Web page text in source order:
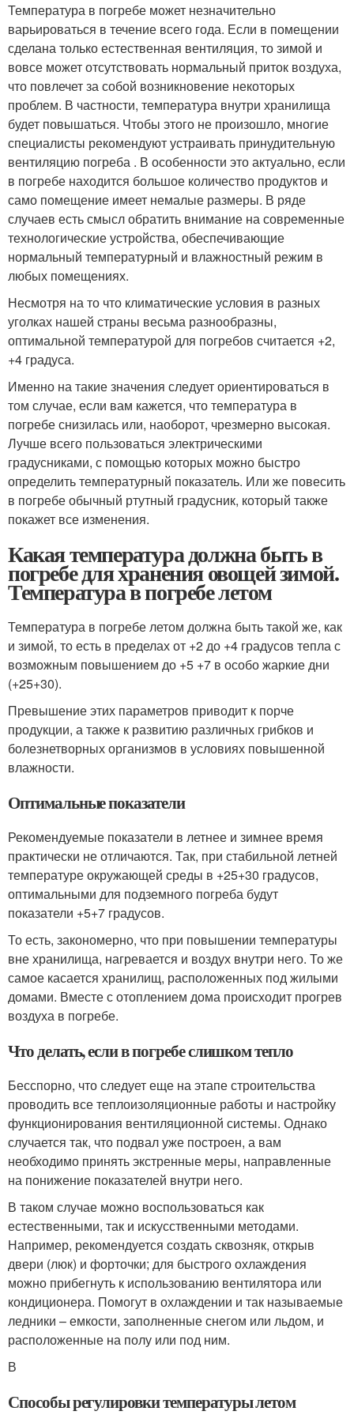
Температура в погребе может незначительно
варьироваться в течение всего года. Если в помещении
сделана только естественная вентиляция, то зимой и
вовсе может отсутствовать нормальный приток воздуха,
что повлечет за собой возникновение некоторых
проблем. В частности, температура внутри хранилища
будет повышаться. Чтобы этого не произошло, многие
специалисты рекомендуют устраивать принудительную
вентиляцию погреба . В особенности это актуально, если
в погребе находится большое количество продуктов и
само помещение имеет немалые размеры. В ряде
случаев есть смысл обратить внимание на современные
технологические устройства, обеспечивающие
нормальный температурный и влажностный режим в
любых помещениях.
Несмотря на то что климатические условия в разных
уголках нашей страны весьма разнообразны,
оптимальной температурой для погребов считается +2,
+4 градуса.
Именно на такие значения следует ориентироваться в
том случае, если вам кажется, что температура в
погребе снизилась или, наоборот, чрезмерно высокая.
Лучше всего пользоваться электрическими
градусниками, с помощью которых можно быстро
определить температурный показатель. Или же повесить
в погребе обычный ртутный градусник, который также
покажет все изменения.
Какая температура должна быть в
погребе для хранения овощей зимой.
Температура в погребе летом
Температура в погребе летом должна быть такой же, как
и зимой, то есть в пределах от +2 до +4 градусов тепла с
возможным повышением до +5 +7 в особо жаркие дни
(+25+30).
Превышение этих параметров приводит к порче
продукции, а также к развитию различных грибков и
болезнетворных организмов в условиях повышенной
влажности.
Оптимальные показатели
Рекомендуемые показатели в летнее и зимнее время
практически не отличаются. Так, при стабильной летней
температуре окружающей среды в +25+30 градусов,
оптимальными для подземного погреба будут
показатели +5+7 градусов.
То есть, закономерно, что при повышении температуры
вне хранилища, нагревается и воздух внутри него. То же
самое касается хранилищ, расположенных под жилыми
домами. Вместе с отоплением дома происходит прогрев
воздуха в погребе.
Что делать, если в погребе слишком тепло
Бесспорно, что следует еще на этапе строительства
проводить все теплоизоляционные работы и настройку
функционирования вентиляционной системы. Однако
случается так, что подвал уже построен, а вам
необходимо принять экстренные меры, направленные
на понижение показателей внутри него.
В таком случае можно воспользоваться как
естественными, так и искусственными методами.
Например, рекомендуется создать сквозняк, открыв
двери (люк) и форточки; для быстрого охлаждения
можно прибегнуть к использованию вентилятора или
кондиционера. Помогут в охлаждении и так называемые
ледники – емкости, заполненные снегом или льдом, и
расположенные на полу или под ним.
В
Способы регулировки температуры летом